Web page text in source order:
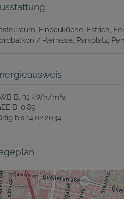
Einbauküche Estrich
/ -terrasse Parkplatz
B, 31 kWh/m2a
B, 0,89
bis 14.02.2034